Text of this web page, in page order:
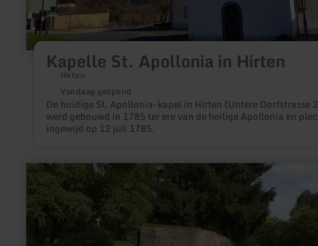
Kapelle St. Apollonia in Hirten
Hirten
Vandaag geopend
De huidige St. Apollonia-kapel in Hirten (Untere Dorfstrasse
werd gebouwd in 1785 ter ere van de heilige Apollonia en
ingewijd op 12 juli 1785.
meer
informatie
over:
Ausgrabungsstätte
-
Sarabodis